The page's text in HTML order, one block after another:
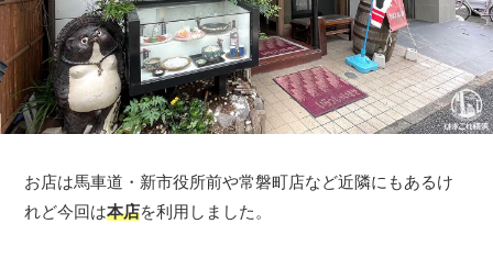
お店は馬車道・新市役所前や常磐町店など近隣にもあるけ
れど今回は本店を利用しました。